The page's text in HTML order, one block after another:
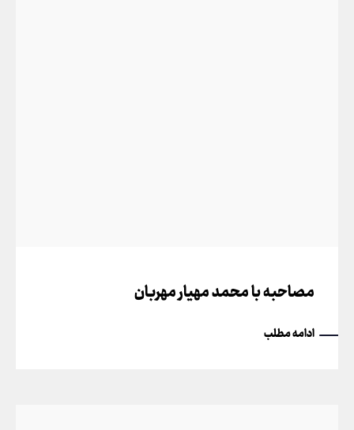
مصاحبه با محمد مهیار مهربان
ادامه مطلب